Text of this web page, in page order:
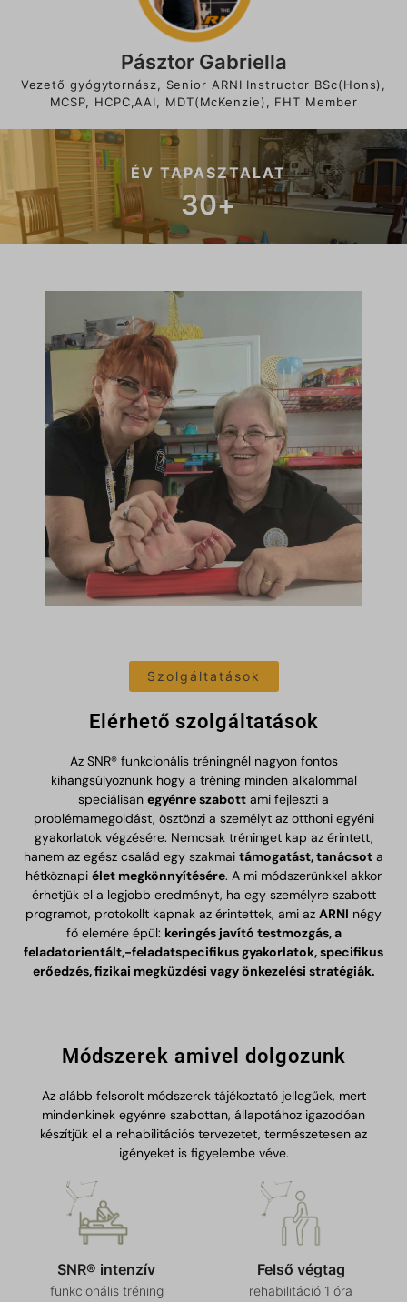
Pásztor Gabriella
Vezető gyógytornász, Senior ARNI Instructor BSc(Hons),
MCSP, HCPC,AAI, MDT(McKenzie), FHT Member
ÉV TAPASZTALAT
30+
Szolgáltatások
Elérhető szolgáltatások
Az SNR® funkcionális tréningnél nagyon fontos
kihangsúlyoznunk hogy a tréning minden alkalommal
speciálisan egyénre szabott ami fejleszti a
problémamegoldást, ösztönzi a személyt az otthoni egyéni
gyakorlatok végzésére. Nemcsak tréninget kap az érintett,
hanem az egész család egy szakmai támogatást, tanácsot a
hétköznapi élet megkönnyítésére. A mi módszerünkkel akkor
érhetjük el a legjobb eredményt, ha egy személyre szabott
programot, protokollt kapnak az érintettek, ami az ARNI négy
fő elemére épül: keringés javító testmozgás, a
feladatorientált,-feladatspecifikus gyakorlatok, specifikus
erőedzés, fizikai megküzdési vagy önkezelési stratégiák.
Módszerek amivel dolgozunk
Az alább felsorolt módszerek tájékoztató jellegűek, mert
mindenkinek egyénre szabottan, állapotához igazodóan
készítjük el a rehabilitációs tervezetet, természetesen az
igényeket is figyelembe véve.
SNR® intenzív
funkcionális tréning
Felső végtag
rehabilitáció 1 óra